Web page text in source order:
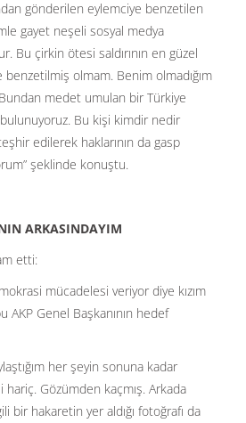
gönderilen eylemciye benzetilen
gayet neşeli sosyal medya
Bu çirkin ötesi saldırının en güzel
benzetilmiş olmam. Benim olmadığım
medet umulan bir Türkiye
Bu kişi kimdir nedir
edilerek haklarının da gasp
şeklinde konuştu.
ARKASINDAYIM
etti:
mücadelesi veriyor diye kızım
AKP Genel Başkanının hedef
her şeyin sonuna kadar
hariç. Gözümden kaçmış. Arkada
bir hakaretin yer aldığı fotoğrafı da